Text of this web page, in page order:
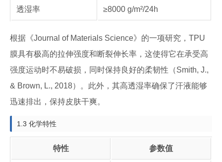
透湿率 ≥8000 g/m²/24h
根据《Journal of Materials Science》的一项研究，TPU
膜具有极高的拉伸强度和断裂伸长率，这使得它在承受高
强度运动时不易破损，同时保持良好的柔韧性（Smith, J.,
& Brown, L., 2018）。此外，其高透湿率确保了汗液能够
迅速排出，保持皮肤干爽。
1.3 化学特性
特性 参数值